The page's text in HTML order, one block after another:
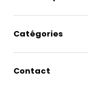
Catégories
Contact